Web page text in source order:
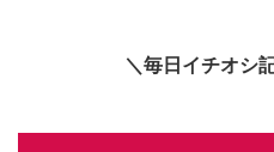
＼毎日イチオシ